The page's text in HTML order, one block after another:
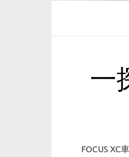
一
FOCUS XC